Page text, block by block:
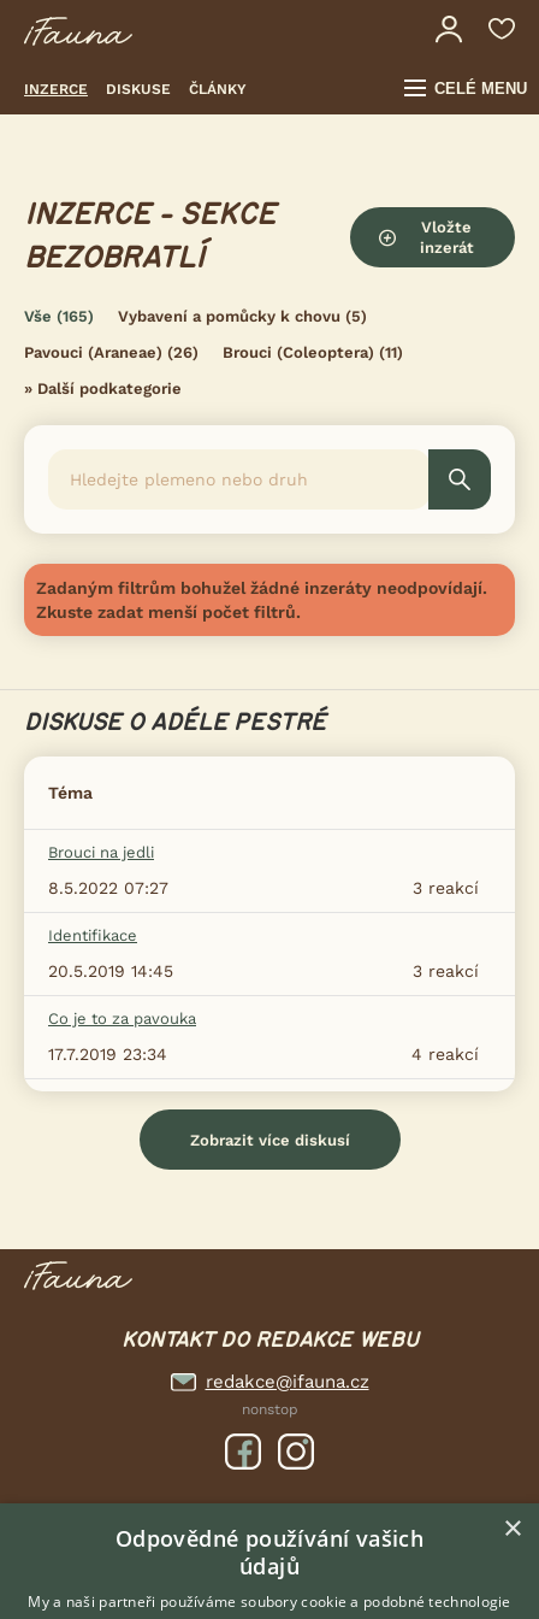
INZERCE DISKUSE ČLÁNKY CELÉ MENU
INZERCE - SEKCE
BEZOBRATLÍ
Vložte
inzerát
Vše (165) Vybavení a pomůcky k chovu (5)
Pavouci (Araneae) (26) Brouci (Coleoptera) (11)
» Další podkategorie
Zadaným filtrům bohužel žádné inzeráty neodpovídají.
Zkuste zadat menší počet filtrů.
DISKUSE O ADÉLE PESTRÉ
Téma
Brouci na jedli
3 reakcí
8.5.2022 07:27
Identifikace
3 reakcí
20.5.2019 14:45
Co je to za pavouka
4 reakcí
17.7.2019 23:34
Zobrazit více diskusí
KONTAKT DO REDAKCE WEBU
redakce@ifauna.cz
nonstop
DOMOVSKÁ STRÁNKA
INZERCE
DISKUSE
×
Odpovědné používání vašich
údajů
My a naši partneři používáme soubory cookie a podobné technologie